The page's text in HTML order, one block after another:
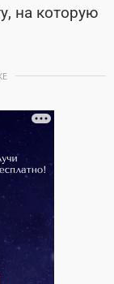
на которую